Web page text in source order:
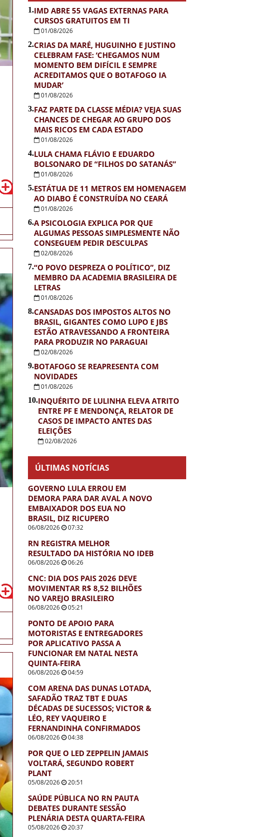
1.IMD ABRE 55 VAGAS EXTERNAS PARA
CURSOS GRATUITOS EM TI
01/08/2026
2.CRIAS DA MARÉ, HUGUINHO E JUSTINO
CELEBRAM FASE: ‘CHEGAMOS NUM
MOMENTO BEM DIFÍCIL E SEMPRE
ACREDITAMOS QUE O BOTAFOGO IA
MUDAR’
01/08/2026
3.FAZ PARTE DA CLASSE MÉDIA? VEJA SUAS
CHANCES DE CHEGAR AO GRUPO DOS
MAIS RICOS EM CADA ESTADO
01/08/2026
4.LULA CHAMA FLÁVIO E EDUARDO
BOLSONARO DE “FILHOS DO SATANÁS”
01/08/2026
5.ESTÁTUA DE 11 METROS EM HOMENAGEM
AO DIABO É CONSTRUÍDA NO CEARÁ
01/08/2026
6.A PSICOLOGIA EXPLICA POR QUE
ALGUMAS PESSOAS SIMPLESMENTE NÃO
CONSEGUEM PEDIR DESCULPAS
02/08/2026
7.“O POVO DESPREZA O POLÍTICO”, DIZ
MEMBRO DA ACADEMIA BRASILEIRA DE
LETRAS
01/08/2026
8.CANSADAS DOS IMPOSTOS ALTOS NO
BRASIL, GIGANTES COMO LUPO E JBS
ESTÃO ATRAVESSANDO A FRONTEIRA
PARA PRODUZIR NO PARAGUAI
02/08/2026
9.BOTAFOGO SE REAPRESENTA COM
NOVIDADES
01/08/2026
10.INQUÉRITO DE LULINHA ELEVA ATRITO
ENTRE PF E MENDONÇA, RELATOR DE
CASOS DE IMPACTO ANTES DAS
ELEIÇÕES
02/08/2026
ÚLTIMAS NOTÍCIAS
GOVERNO LULA ERROU EM
DEMORA PARA DAR AVAL A NOVO
EMBAIXADOR DOS EUA NO
BRASIL, DIZ RICUPERO
06/08/2026 07:32
RN REGISTRA MELHOR
RESULTADO DA HISTÓRIA NO IDEB
06/08/2026 06:26
CNC: DIA DOS PAIS 2026 DEVE
MOVIMENTAR R$ 8,52 BILHÕES
NO VAREJO BRASILEIRO
06/08/2026 05:21
PONTO DE APOIO PARA
MOTORISTAS E ENTREGADORES
POR APLICATIVO PASSA A
FUNCIONAR EM NATAL NESTA
QUINTA-FEIRA
06/08/2026 04:59
COM ARENA DAS DUNAS LOTADA,
SAFADÃO TRAZ TBT E DUAS
DÉCADAS DE SUCESSOS; VICTOR &
LÉO, REY VAQUEIRO E
FERNANDINHA CONFIRMADOS
06/08/2026 04:38
POR QUE O LED ZEPPELIN JAMAIS
VOLTARÁ, SEGUNDO ROBERT
PLANT
05/08/2026 20:51
SAÚDE PÚBLICA NO RN PAUTA
DEBATES DURANTE SESSÃO
PLENÁRIA DESTA QUARTA-FEIRA
05/08/2026 20:37